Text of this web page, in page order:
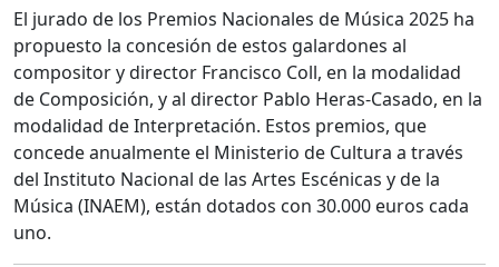
El jurado de los Premios Nacionales de Música 2025 ha
propuesto la concesión de estos galardones al
compositor y director Francisco Coll, en la modalidad
de Composición, y al director Pablo Heras-Casado, en la
modalidad de Interpretación. Estos premios, que
concede anualmente el Ministerio de Cultura a través
del Instituto Nacional de las Artes Escénicas y de la
Música (INAEM), están dotados con 30.000 euros cada
uno.